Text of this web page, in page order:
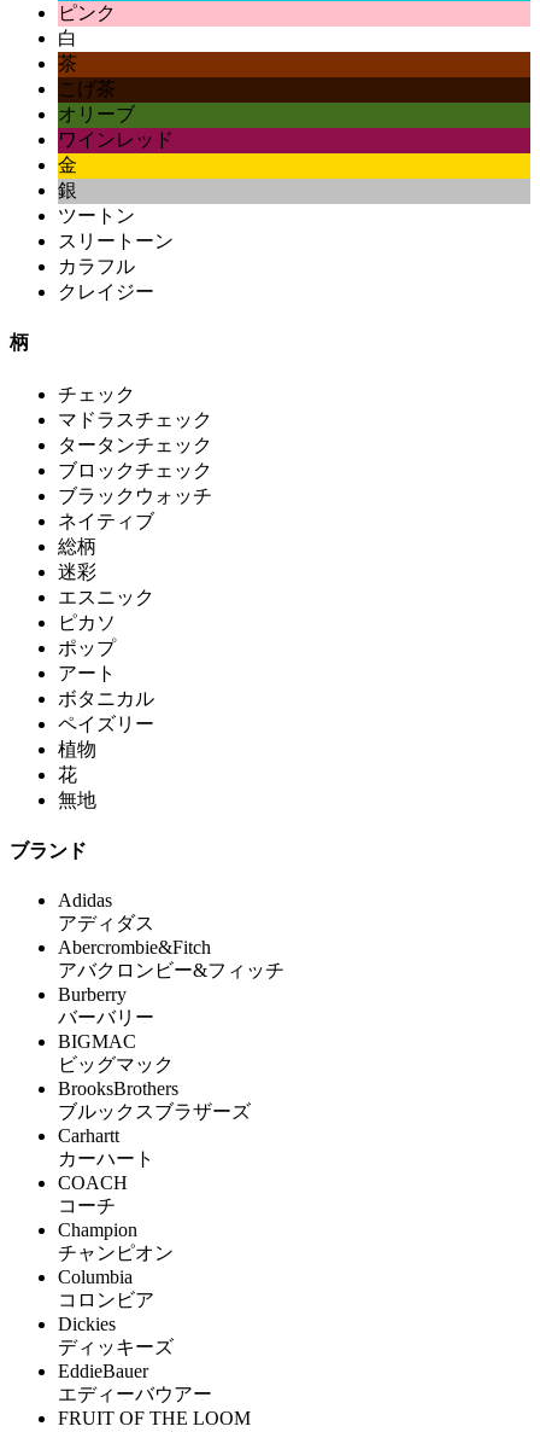
ピンク
白
茶
こげ茶
オリーブ
ワインレッド
金
銀
ツートン
スリートーン
カラフル
クレイジー
柄
チェック
マドラスチェック
タータンチェック
ブロックチェック
ブラックウォッチ
ネイティブ
総柄
迷彩
エスニック
ピカソ
ポップ
アート
ボタニカル
ペイズリー
植物
花
無地
ブランド
Adidas
アディダス
Abercrombie&Fitch
アバクロンビー&フィッチ
Burberry
バーバリー
BIGMAC
ビッグマック
BrooksBrothers
ブルックスブラザーズ
Carhartt
カーハート
COACH
コーチ
Champion
チャンピオン
Columbia
コロンビア
Dickies
ディッキーズ
EddieBauer
エディーバウアー
FRUIT OF THE LOOM